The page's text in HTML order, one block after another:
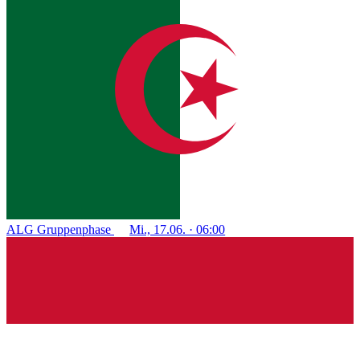
ALG Gruppenphase Mi., 17.06. · 06:00